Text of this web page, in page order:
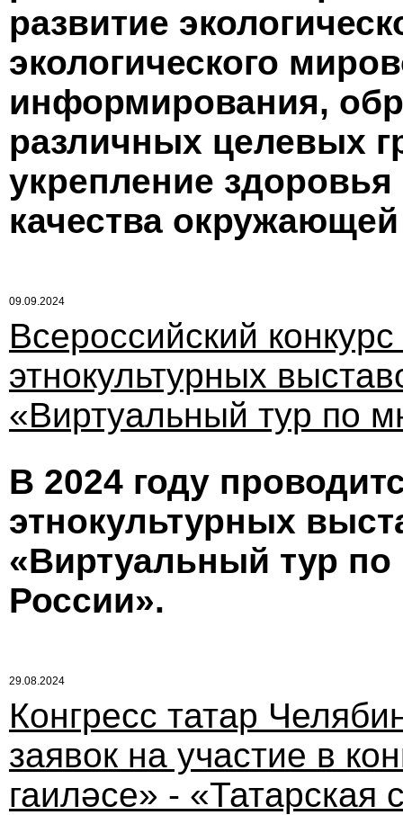
развитие
экологического
информирования,
различных целевых
укрепление
качества
09.09.2024
Всероссийский
этнокультурных
«Виртуальный тур по
В 2024 году
этнокультурных
«Виртуальный тур
России».
29.08.2024
Конгресс татар
заявок на участие в
гаиләсе» - «Татарская